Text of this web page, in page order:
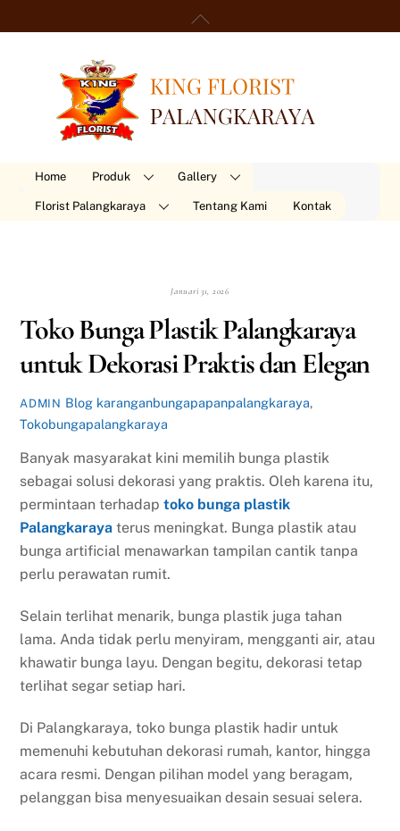
to
Home Produk Gallery
Florist Palangkaraya Tentang Kami Kontak
Januari 31, 2026
Toko Bunga Plastik Palangkaraya
untuk Dekorasi Praktis dan Elegan
ADMIN Blog karanganbungapapanpalangkaraya,
Tokobungapalangkaraya
Banyak masyarakat kini memilih bunga plastik
sebagai solusi dekorasi yang praktis. Oleh karena itu,
permintaan terhadap toko bunga plastik
Palangkaraya terus meningkat. Bunga plastik atau
bunga artificial menawarkan tampilan cantik tanpa
perlu perawatan rumit.
Selain terlihat menarik, bunga plastik juga tahan
lama. Anda tidak perlu menyiram, mengganti air, atau
khawatir bunga layu. Dengan begitu, dekorasi tetap
terlihat segar setiap hari.
Di Palangkaraya, toko bunga plastik hadir untuk
memenuhi kebutuhan dekorasi rumah, kantor, hingga
acara resmi. Dengan pilihan model yang beragam,
pelanggan bisa menyesuaikan desain sesuai selera.
Back
To